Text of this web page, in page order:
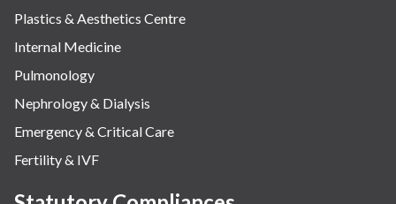
Plastics & Aesthetics Centre
Internal Medicine
Pulmonology
Nephrology & Dialysis
Emergency & Critical Care
Fertility & IVF